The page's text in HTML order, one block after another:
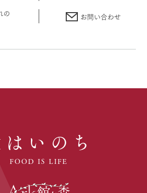
の
お問い合わせ
いのち
FOOD IS LIFE